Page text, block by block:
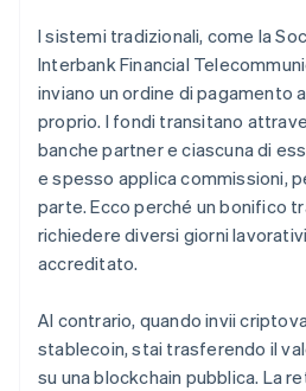
I sistemi tradizionali, come la
Interbank Financial
inviano un ordine di pagamento
proprio. I fondi transitano
banche partner e ciascuna di
e spesso applica commissioni,
parte. Ecco perché un bonifico
richiedere diversi giorni
accreditato.
Al contrario, quando invii
stablecoin, stai trasferendo il
su una blockchain pubblica. La